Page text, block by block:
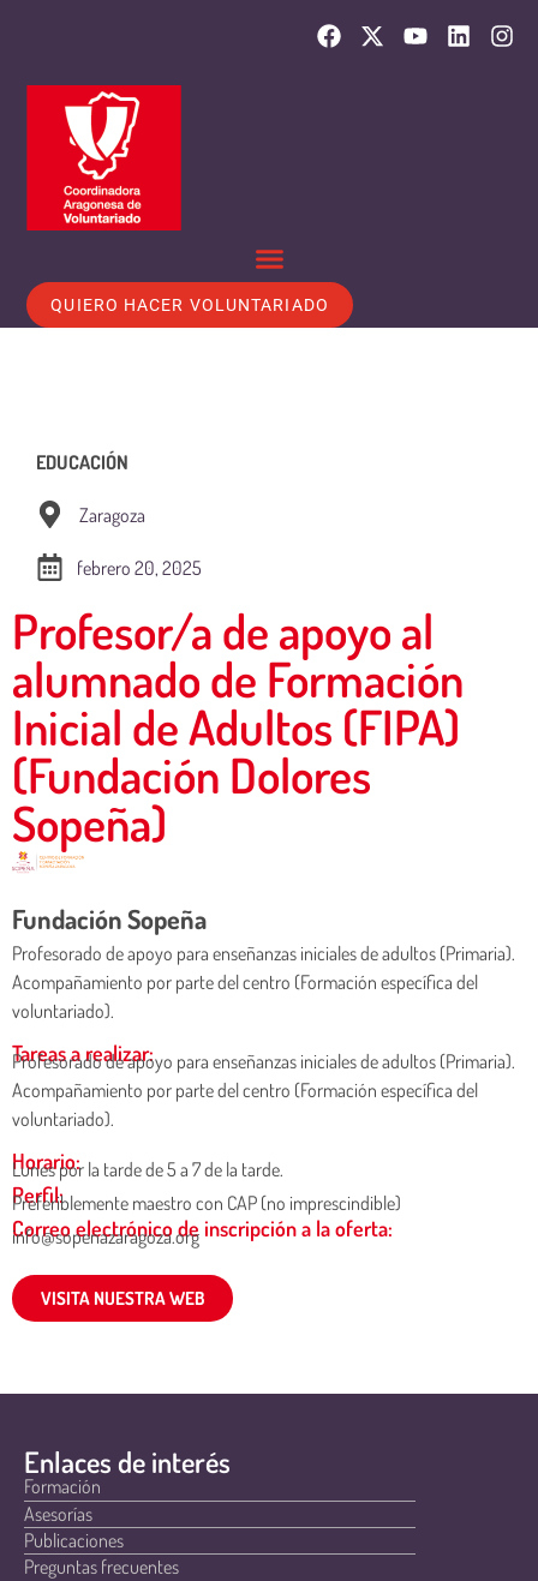
QUIERO HACER VOLUNTARIADO
EDUCACIÓN
Zaragoza
febrero 20, 2025
Profesor/a de apoyo al
alumnado de Formación
Inicial de Adultos (FIPA)
(Fundación Dolores
Sopeña)
Fundación Sopeña
Profesorado de apoyo para enseñanzas iniciales de adultos (Primaria).
Acompañamiento por parte del centro (Formación específica del
voluntariado).
Tareas a realizar:
Profesorado de apoyo para enseñanzas iniciales de adultos (Primaria).
Acompañamiento por parte del centro (Formación específica del
voluntariado).
Horario:
Lunes por la tarde de 5 a 7 de la tarde.
Perfil:
Preferiblemente maestro con CAP (no imprescindible)
Correo electrónico de inscripción a la oferta:
info@sopenazaragoza.org
VISITA NUESTRA WEB
Enlaces de interés
Formación
Asesorías
Publicaciones
Preguntas frecuentes